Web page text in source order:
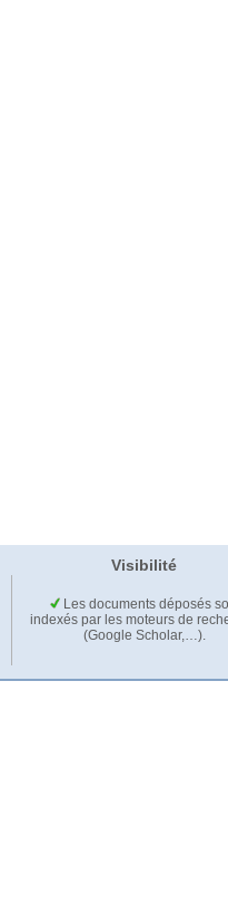
Visibilité
Les documents déposés
indexés par les moteurs de
(Google Scholar,…).